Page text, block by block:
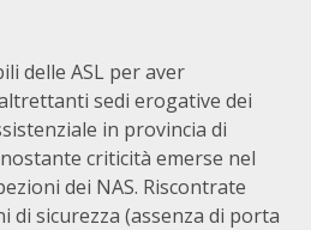
delle ASL per aver
sedi erogative dei
in provincia di
criticità emerse nel
dei NAS. Riscontrate
di sicurezza (assenza di porta